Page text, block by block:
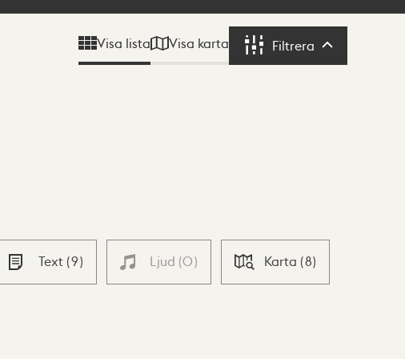
Visa lista Visa karta Filtrera Filtrera
Text (9) Ljud (0) Karta (8)